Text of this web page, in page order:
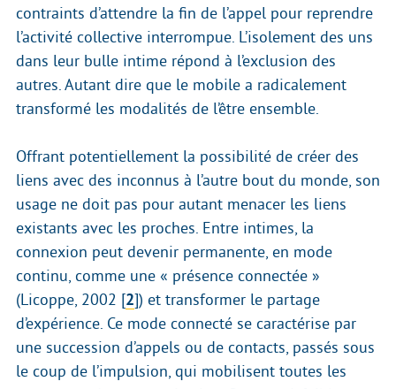
contraints d’attendre la fin de l’appel pour reprendre
l’activité collective interrompue. L’isolement des uns
dans leur bulle intime répond à l’exclusion des
autres. Autant dire que le mobile a radicalement
transformé les modalités de l’être ensemble.
Offrant potentiellement la possibilité de créer des
liens avec des inconnus à l’autre bout du monde, son
usage ne doit pas pour autant menacer les liens
existants avec les proches. Entre intimes, la
connexion peut devenir permanente, en mode
continu, comme une « présence connectée »
(Licoppe, 2002 [2]) et transformer le partage
d’expérience. Ce mode connecté se caractérise par
une succession d’appels ou de contacts, passés sous
le coup de l’impulsion, qui mobilisent toutes les